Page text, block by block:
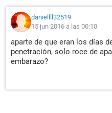
daniellll32519
15 jun 2016 a las 00:10
aparte de que eran los días
penetración, solo roce de
embarazo?